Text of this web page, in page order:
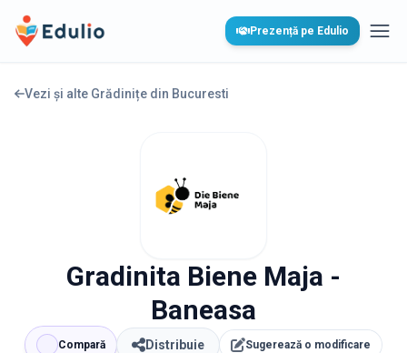
Edulio Prezență pe Edulio
Vezi și alte Grădinițe din Bucuresti
Gradinita Biene Maja -
Baneasa
Compară Distribuie Sugerează o modificare